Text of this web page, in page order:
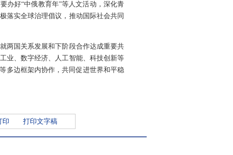
办好“中俄教育年”等人文活动，深化青
落实全球治理倡议，推动国际社会共同
两国关系发展和下阶段合作达成重要共
业、数字经济、人工智能、科技创新等
多边框架内协作，共同促进世界和平稳
印 打印文字稿